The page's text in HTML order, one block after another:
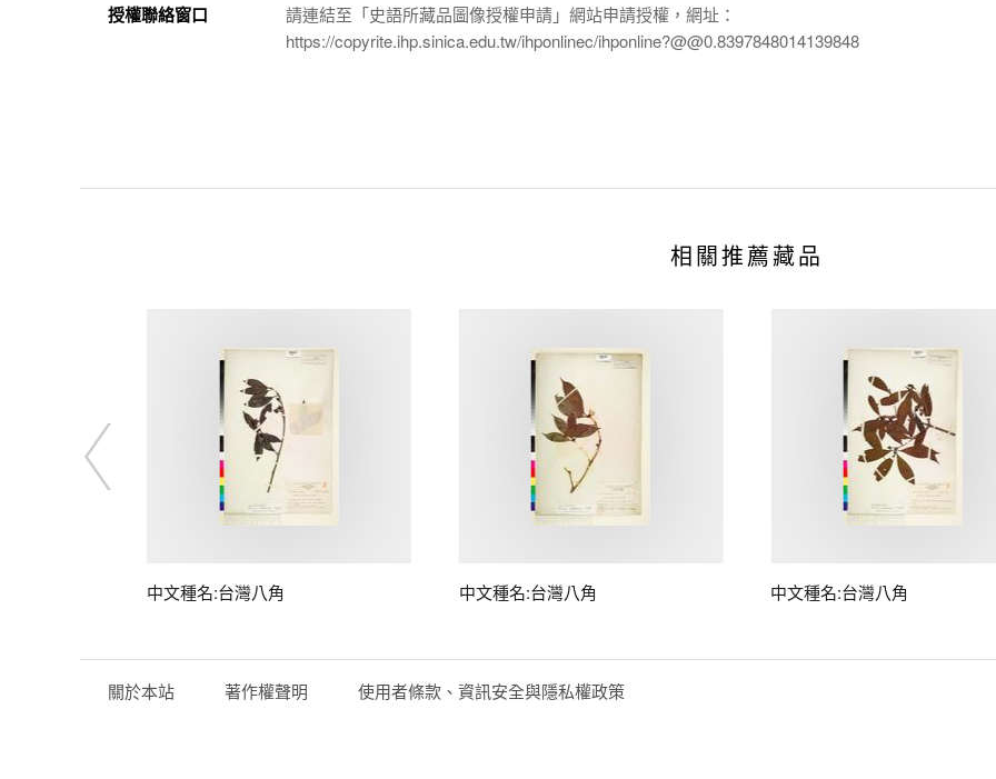
授權聯絡窗口
請連結至「史語所藏品圖像授權申請」網站申請授權，網址：
https://copyrite.ihp.sinica.edu.tw/ihponlinec/ihponline?@@0.8397848014139848
相關推薦藏品
中文種名:台灣八角 中文種名:台灣八角 中文種名:台灣八角
關於本站 著作權聲明 使用者條款、資訊安全與隱私權政策